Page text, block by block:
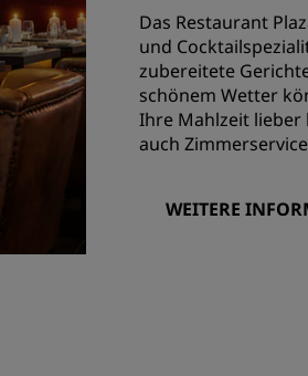
Das Restaurant
und
zubereitete
schönem Wetter
Ihre Mahlzeit lieber
auch
WEITERE